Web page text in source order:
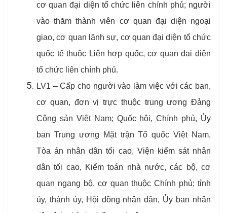
cơ quan đại diện tổ chức liên chính phủ; người
vào thăm thành viên cơ quan đại diện ngoại
giao, cơ quan lãnh sự, cơ quan đại diện tổ chức
quốc tế thuộc Liên hợp quốc, cơ quan đại diện
tổ chức liên chính phủ.
LV1 – Cấp cho người vào làm việc với các ban,
cơ quan, đơn vị trực thuộc trung ương Đảng
Cộng sản Việt Nam; Quốc hội, Chính phủ, Ủy
ban Trung ương Mặt trận Tổ quốc Việt Nam,
Tòa án nhân dân tối cao, Viện kiểm sát nhân
dân tối cao, Kiểm toán nhà nước, các bộ, cơ
quan ngang bộ, cơ quan thuộc Chính phủ; tỉnh
ủy, thành ủy, Hội đồng nhân dân, Ủy ban nhân